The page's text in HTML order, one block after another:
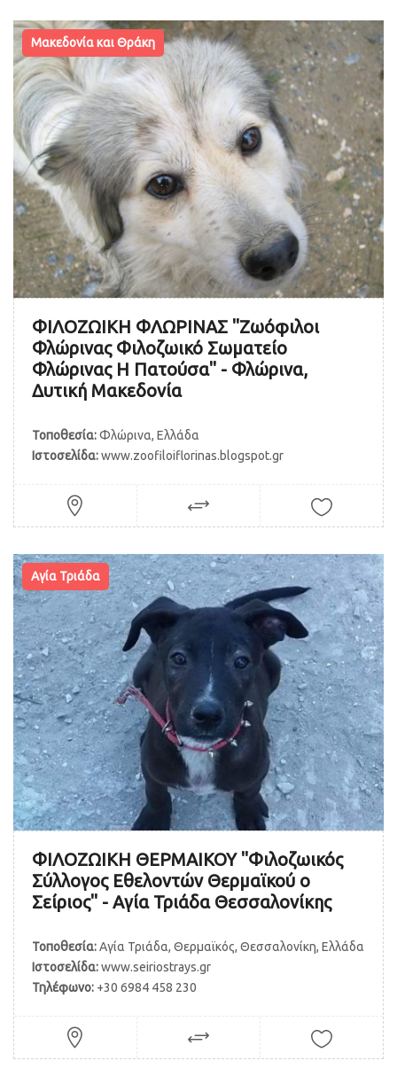
Μακεδονία και Θράκη
ΦΙΛΟΖΩΙΚΗ ΦΛΩΡΙΝΑΣ "Ζωόφιλοι
Φλώρινας Φιλοζωικό Σωματείο
Φλώρινας Η Πατούσα" - Φλώρινα,
Δυτική Μακεδονία
Τοποθεσία:Φλώρινα, Ελλάδα
Ιστοσελίδα:www.zoofiloiflorinas.blogspot.gr
Αγία Τριάδα
ΦΙΛΟΖΩΙΚΗ ΘΕΡΜΑΙΚΟΥ "Φιλοζωικός
Σύλλογος Εθελοντών Θερμαϊκού ο
Σείριος" - Αγία Τριάδα Θεσσαλονίκης
Τοποθεσία:Αγία Τριάδα, Θερμαϊκός, Θεσσαλονίκη, Ελλάδα
Ιστοσελίδα:www.seiriostrays.gr
Τηλέφωνο: +30 6984 458 230